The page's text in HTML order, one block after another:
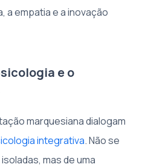
a empatia e a inovação
e o
marquesiana dialogam
integrativa. Não se
mas de uma